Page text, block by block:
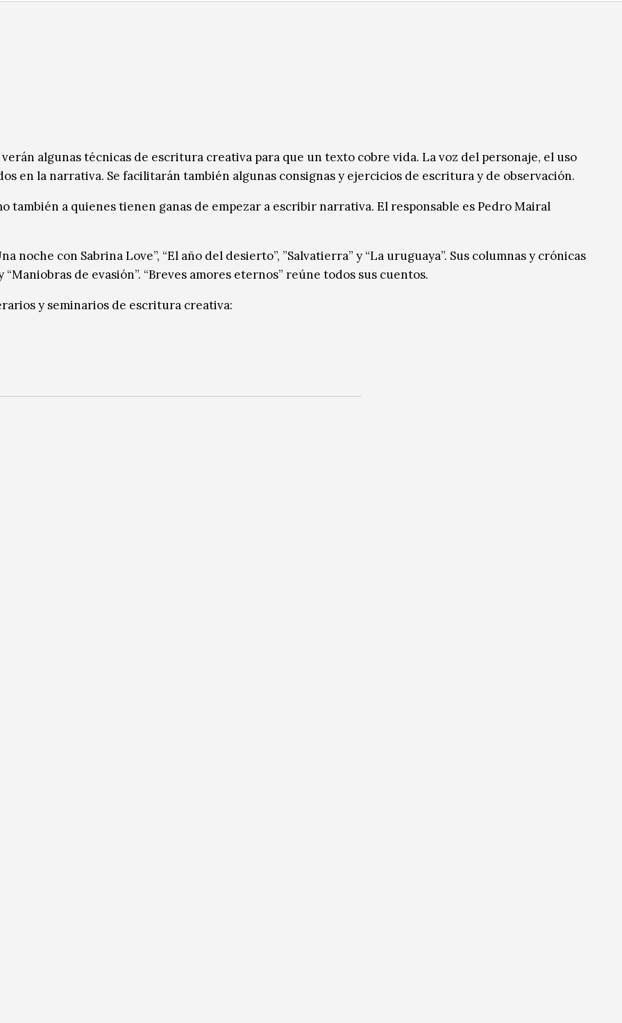
algunas técnicas de escritura creativa para que un texto cobre vida. La voz del personaje, el uso
en la narrativa. Se facilitarán también algunas consignas y ejercicios de escritura y de observación.
también a quienes tienen ganas de empezar a escribir narrativa. El responsable es Pedro Mairal
noche con Sabrina Love”, “El año del desierto”, ”Salvatierra” y “La uruguaya”. Sus columnas y crónicas
de evasión”. “Breves amores eternos” reúne todos sus cuentos.
y seminarios de escritura creativa: